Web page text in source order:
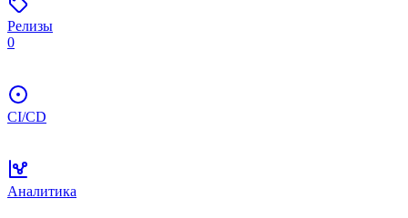
Релизы
0
CI/CD
Аналитика